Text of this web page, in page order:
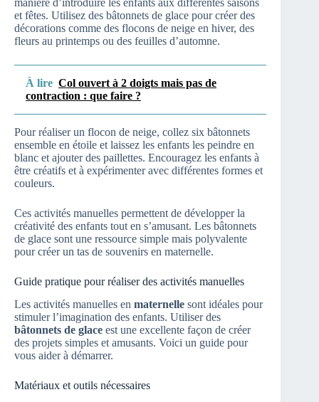
et fêtes. Utilisez des bâtonnets de glace pour créer des
décorations comme des flocons de neige en hiver, des
fleurs au printemps ou des feuilles d’automne.
À lire Col ouvert à 2 doigts mais pas de
contraction : que faire ?
Pour réaliser un flocon de neige, collez six bâtonnets
ensemble en étoile et laissez les enfants les peindre en
blanc et ajouter des paillettes. Encouragez les enfants à
être créatifs et à expérimenter avec différentes formes et
couleurs.
Ces activités manuelles permettent de développer la
créativité des enfants tout en s’amusant. Les bâtonnets
de glace sont une ressource simple mais polyvalente
pour créer un tas de souvenirs en maternelle.
Guide pratique pour réaliser des activités manuelles
Les activités manuelles en maternelle sont idéales pour
stimuler l’imagination des enfants. Utiliser des
bâtonnets de glace est une excellente façon de créer
des projets simples et amusants. Voici un guide pour
vous aider à démarrer.
Matériaux et outils nécessaires